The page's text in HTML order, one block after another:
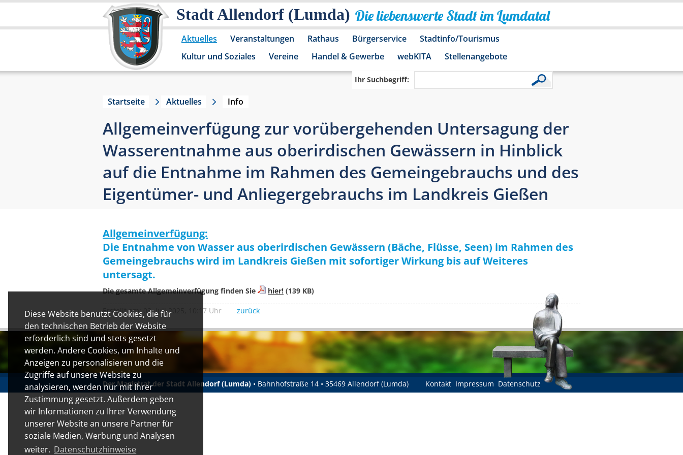
Diese Website benutzt Cookies, die für
den technischen Betrieb der Website
erforderlich sind und stets gesetzt
werden. Andere Cookies, um Inhalte und
Anzeigen zu personalisieren und die
Zugriffe auf unsere Website zu
analysieren, werden nur mit Ihrer
Zustimmung gesetzt. Außerdem geben
wir Informationen zu Ihrer Verwendung
unserer Website an unsere Partner für
soziale Medien, Werbung und Analysen
weiter. Datenschutzhinweise
Stadt Allendorf (Lumda) Die liebenswerte Stadt im Lumdatal
Aktuelles Veranstaltungen Rathaus Bürgerservice
Stadtinfo/Tourismus
Kultur und Soziales
Vereine Handel & Gewerbe webKITA Stellenangebote
Ihr Suchbegriff:
Startseite Aktuelles Info
Allgemeinverfügung zur vorübergehenden Untersagung der
Wasserentnahme aus oberirdischen Gewässern in Hinblick
auf die Entnahme im Rahmen des Gemeingebrauchs und des
Eigentümer- und Anliegergebrauchs im Landkreis Gießen
Allgemeinverfügung:
Die Entnahme von Wasser aus oberirdischen Gewässern (Bäche, Flüsse, Seen) im Rahmen des
Gemeingebrauchs wird im Landkreis Gießen mit sofortiger Wirkung bis auf Weiteres
untersagt.
Die gesamte Allgemeinverfügung finden Sie hier! (139 KB)
Erstellt am: 03. Juli 2025, 10:17 Uhr zurück
Der Magistrat der Stadt Allendorf (Lumda) • Bahnhofstraße 14 • 35469 Allendorf (Lumda) Kontakt Impressum Datenschutz